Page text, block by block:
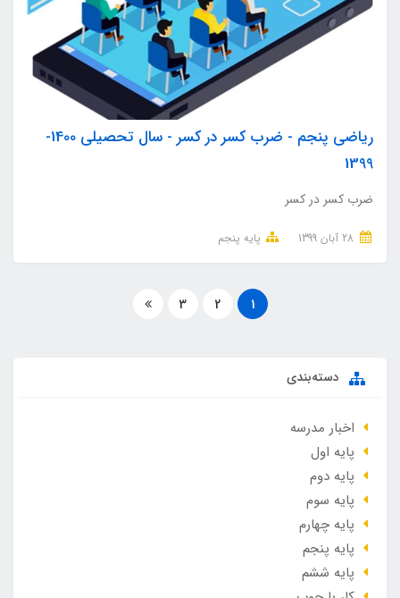
ریاضی پنجم - ضرب کسر در کسر - سال تحصیلی 1400-
1399
ضرب کسر در کسر
پایه پنجم
1
2
3
دسته‌بندی
اخبار مدرسه
پایه اول
پایه دوم
پایه سوم
پایه چهارم
پایه پنجم
پایه ششم